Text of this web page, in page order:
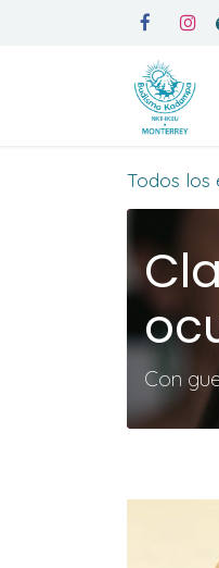
Todos los
Con